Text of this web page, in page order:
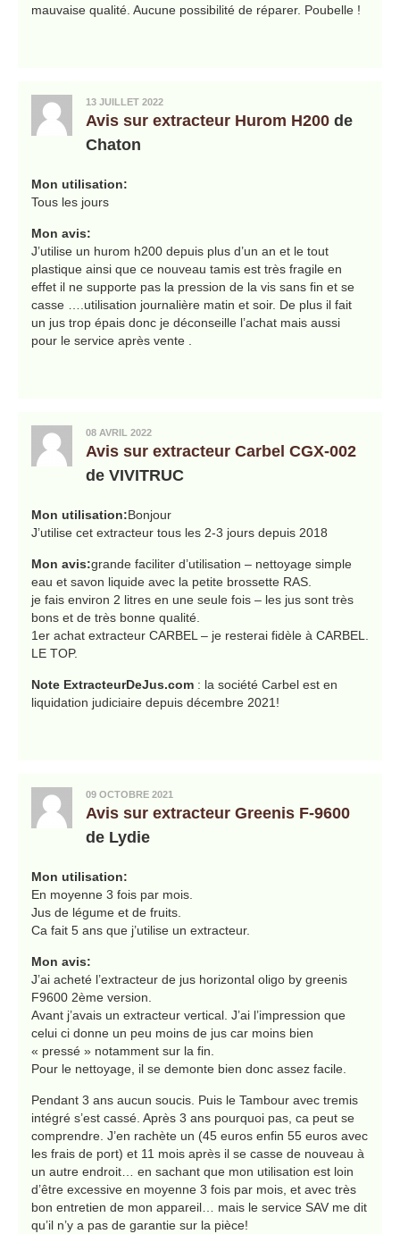
mauvaise qualité. Aucune possibilité de réparer. Poubelle !
13 JUILLET 2022
Avis sur extracteur Hurom H200 de
Chaton
Mon utilisation:
Tous les jours
Mon avis:
J’utilise un hurom h200 depuis plus d’un an et le tout
plastique ainsi que ce nouveau tamis est très fragile en
effet il ne supporte pas la pression de la vis sans fin et se
casse ….utilisation journalière matin et soir. De plus il fait
un jus trop épais donc je déconseille l’achat mais aussi
pour le service après vente .
08 AVRIL 2022
Avis sur extracteur Carbel CGX-002
de VIVITRUC
Mon utilisation:Bonjour
J’utilise cet extracteur tous les 2-3 jours depuis 2018
Mon avis:grande faciliter d’utilisation – nettoyage simple
eau et savon liquide avec la petite brossette RAS.
je fais environ 2 litres en une seule fois – les jus sont très
bons et de très bonne qualité.
1er achat extracteur CARBEL – je resterai fidèle à CARBEL.
LE TOP.
Note ExtracteurDeJus.com : la société Carbel est en
liquidation judiciaire depuis décembre 2021!
09 OCTOBRE 2021
Avis sur extracteur Greenis F-9600
de Lydie
Mon utilisation:
En moyenne 3 fois par mois.
Jus de légume et de fruits.
Ca fait 5 ans que j’utilise un extracteur.
Mon avis:
J’ai acheté l’extracteur de jus horizontal oligo by greenis
F9600 2ème version.
Avant j’avais un extracteur vertical. J’ai l’impression que
celui ci donne un peu moins de jus car moins bien
« pressé » notamment sur la fin.
Pour le nettoyage, il se demonte bien donc assez facile.
Pendant 3 ans aucun soucis. Puis le Tambour avec tremis
intégré s’est cassé. Après 3 ans pourquoi pas, ca peut se
comprendre. J’en rachète un (45 euros enfin 55 euros avec
les frais de port) et 11 mois après il se casse de nouveau à
un autre endroit… en sachant que mon utilisation est loin
d’être excessive en moyenne 3 fois par mois, et avec très
bon entretien de mon appareil… mais le service SAV me dit
qu’il n’y a pas de garantie sur la pièce!